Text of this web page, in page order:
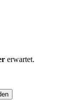
erwartet.